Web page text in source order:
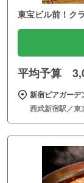
東宝ビル前！ク
平均予算
新宿ビアガー
西武新宿駅／東